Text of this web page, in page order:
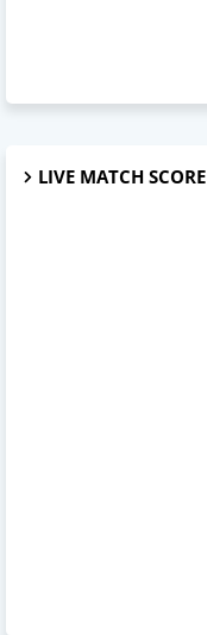
LIVE MATCH SCORE